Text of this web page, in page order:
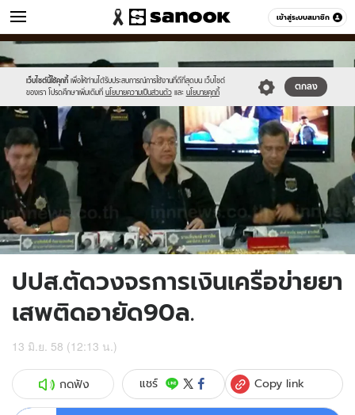
เข้าสู่ระบบสมาชิก
ข่าว หมวดอื่นๆ
เว็บไซต์นี้ใช้คุกกี้ เพื่อให้ท่านได้รับประสบการณ์การใช้งานที่ดีที่สุดบน เว็บไซต์
ของเรา โปรดศึกษาเพิ่มเติมที่ นโยบายความเป็นส่วนตัว และ นโยบายคุกกี้
ตกลง
Sanook
//s.isanook.com/sr/0/images/logo-
new-
sanook.png
600
60
//s.isanook.com/ns/0/ud/362/1811846/624648-
01.jpg
ปปส.ตัดวงจรการเงินเครือข่ายยา
เสพติดอายัด90ล.
13 มิ.ย. 58 (12:13 น.)
กดฟัง แชร์ Copy link